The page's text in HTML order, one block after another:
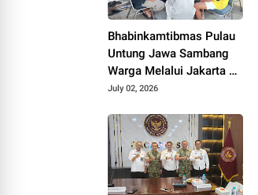
Bhabinkamtibmas Pulau
Untung Jawa Sambang
Warga Melalui Jakarta On
The Spot, Sosialisasikan
July 02, 2026